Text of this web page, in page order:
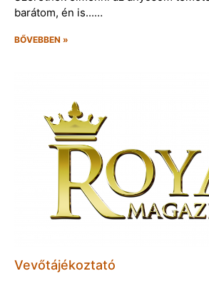
barátom, én is...…
BŐVEBBEN »
Vevőtájékoztató